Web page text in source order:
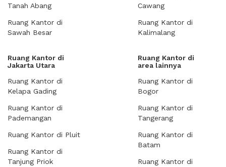
Tanah Abang
Ruang Kantor di
Sawah Besar
Cawang
Ruang Kantor di
Kalimalang
Ruang Kantor di
Jakarta Utara
Ruang Kantor di
Kelapa Gading
Ruang Kantor di
Pademangan
Ruang Kantor di Pluit
Ruang Kantor di
Tanjung Priok
Ruang Kantor di
area lainnya
Ruang Kantor di
Bogor
Ruang Kantor di
Tangerang
Ruang Kantor di
Batam
Ruang Kantor di